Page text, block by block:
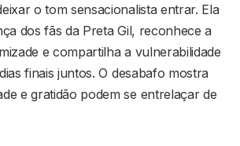
o tom sensacionalista entrar. Ela
dos fãs da Preta Gil, reconhece a
e compartilha a vulnerabilidade
finais juntos. O desabafo mostra
e gratidão podem se entrelaçar de